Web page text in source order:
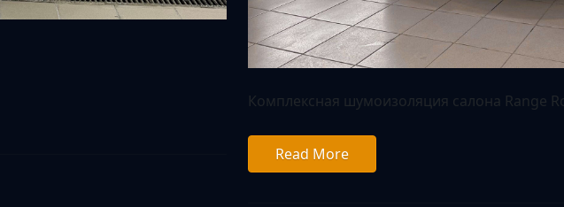
Комплексная шумоизоляция салона Range
Read More